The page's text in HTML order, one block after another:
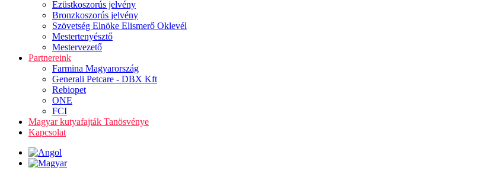
Ezüstkoszorús jelvény
Bronzkoszorús jelvény
Szövetség Elnöke Elismerő Oklevél
Mestertenyésztő
Mestervezető
Partnereink
Farmina Magyarország
Generali Petcare - DBX Kft
Rebiopet
ONE
FCI
Magyar kutyafajták Tanösvénye
Kapcsolat